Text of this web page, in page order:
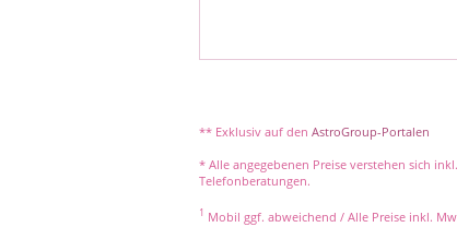
** Exklusiv auf den AstroGroup-Portalen
* Alle angegebenen Preise verstehen sich
Telefonberatungen.
1 Mobil ggf. abweichend / Alle Preise inkl.